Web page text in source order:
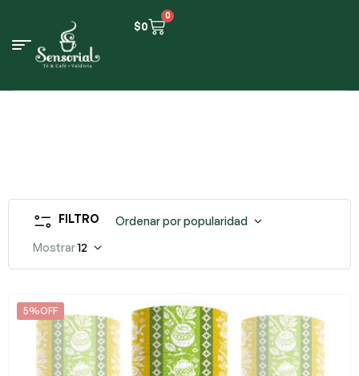
$0
0
FILTRO
Ordenar por popularidad
Mostrar12
5%OFF